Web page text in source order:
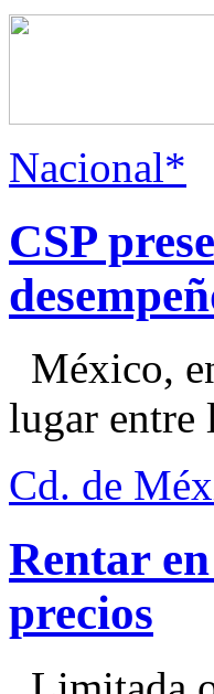
Nacional*
CSP
México,
lugar entre
Cd. de
Rentar
precios